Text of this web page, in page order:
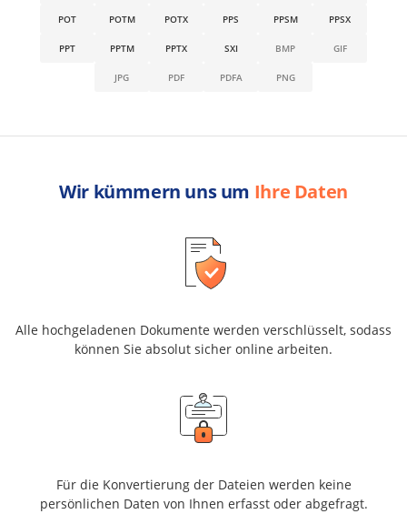
POT POTM POTX PPS PPSM PPSX
PPT PPTM PPTX SXI BMP GIF
JPG PDF PDFA PNG
Wir kümmern uns um Ihre Daten
Alle hochgeladenen Dokumente werden verschlüsselt, sodass
können Sie absolut sicher online arbeiten.
Für die Konvertierung der Dateien werden keine
persönlichen Daten von Ihnen erfasst oder abgefragt.